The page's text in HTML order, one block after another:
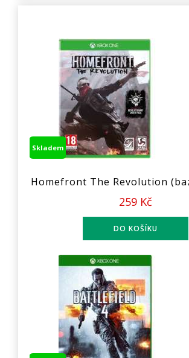
Skladem
Homefront The Revolution
259 Kč